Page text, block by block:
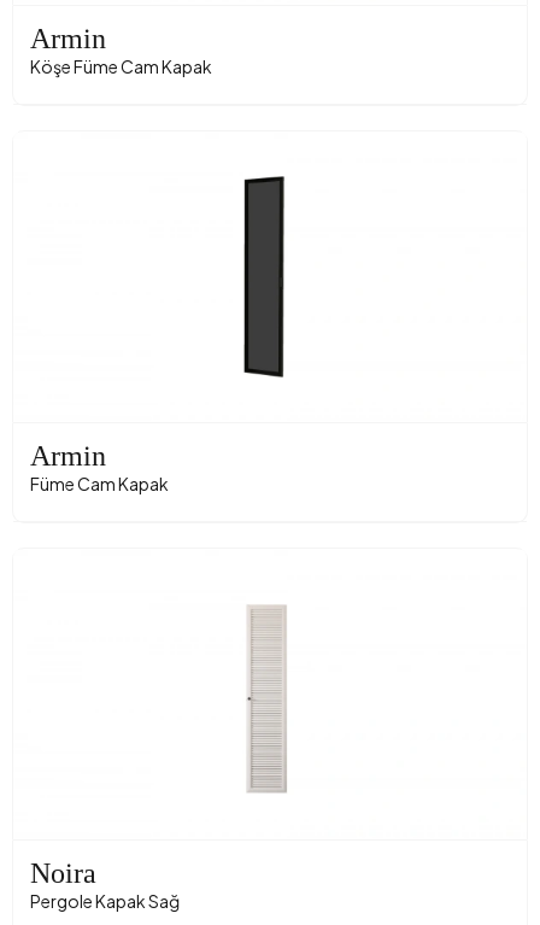
Armin
Köşe Füme Cam Kapak
Armin
Füme Cam Kapak
Noira
Pergole Kapak Sağ